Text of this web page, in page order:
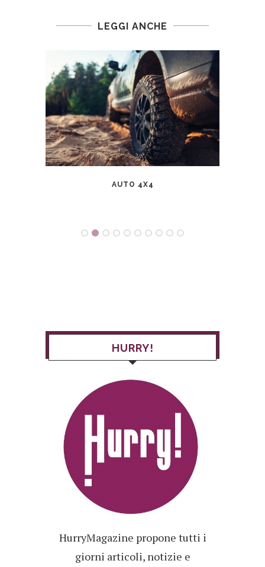
LEGGI ANCHE
AUTO 4X4
HURRY!
HurryMagazine propone tutti i
giorni articoli, notizie e